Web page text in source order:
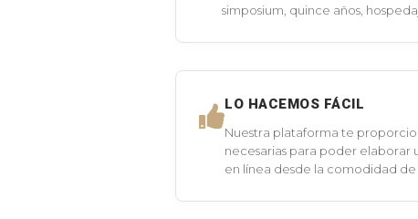
simposium, quince años,
LO HACEMOS FÁCIL
Nuestra plataforma te
necesarias para poder elaborar
en línea desde la comodidad